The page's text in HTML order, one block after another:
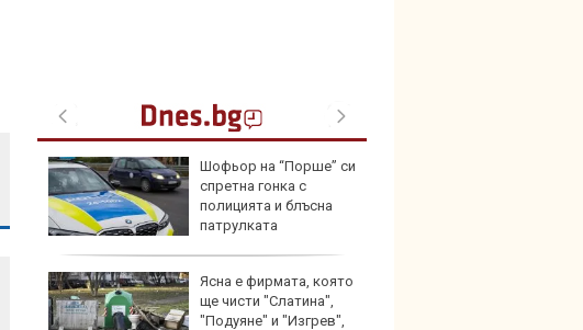
Шофьор на “Порше” си
спретна гонка с
полицията и блъсна
патрулката
Ясна е фирмата, която
ще чисти "Слатина",
"Подуяне" и "Изгрев",